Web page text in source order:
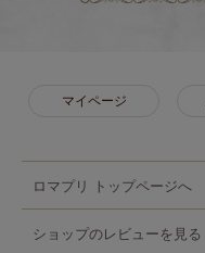
マイページ
ロマプリ トップページへ
ショップのレビューを見る